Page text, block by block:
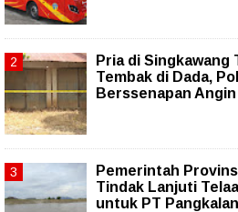
Pria di Singkawang
Tembak di Dada,
Berssenapan Angin
Pemerintah
Tindak Lanjuti
untuk PT